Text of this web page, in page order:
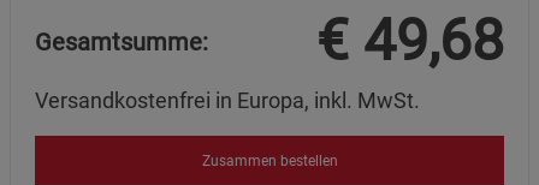
Gesamtsumme: € 49,68
Versandkostenfrei in Europa, inkl. MwSt.
Zusammen bestellen